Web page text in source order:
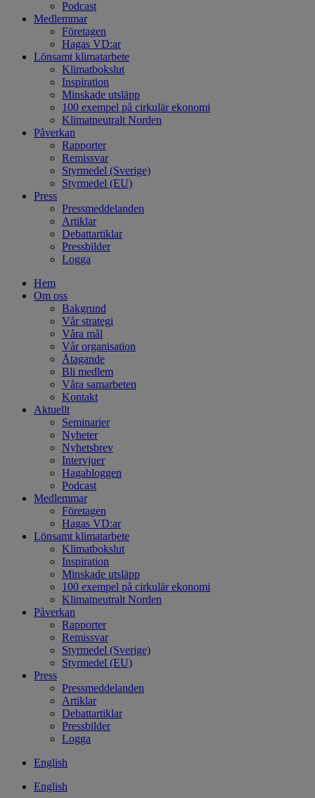
Podcast
Medlemmar
Företagen
Hagas VD:ar
Lönsamt klimatarbete
Klimatbokslut
Inspiration
Minskade utsläpp
100 exempel på cirkulär ekonomi
Klimatneutralt Norden
Påverkan
Rapporter
Remissvar
Styrmedel (Sverige)
Styrmedel (EU)
Press
Pressmeddelanden
Artiklar
Debattartiklar
Pressbilder
Logga
Hem
Om oss
Bakgrund
Vår strategi
Våra mål
Vår organisation
Åtagande
Bli medlem
Våra samarbeten
Kontakt
Aktuellt
Seminarier
Nyheter
Nyhetsbrev
Intervjuer
Hagabloggen
Podcast
Medlemmar
Företagen
Hagas VD:ar
Lönsamt klimatarbete
Klimatbokslut
Inspiration
Minskade utsläpp
100 exempel på cirkulär ekonomi
Klimatneutralt Norden
Påverkan
Rapporter
Remissvar
Styrmedel (Sverige)
Styrmedel (EU)
Press
Pressmeddelanden
Artiklar
Debattartiklar
Pressbilder
Logga
English
English